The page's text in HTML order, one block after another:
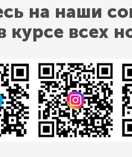
на наши
курсе всех